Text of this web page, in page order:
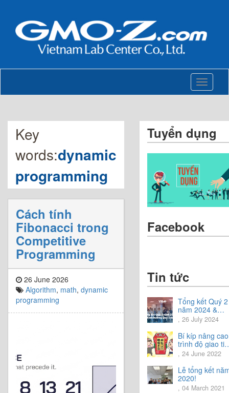
Toggle
Key
words:dynamic
programming
Cách tính
Fibonacci trong
Competitive
Programming
26 June 2026
Algorithm, math, dynamic
programming
Tuyển dụng
Facebook
Tin tức
Tổng kết Quý 2
năm 2024 &
Chia sẻ định
hướng Quý 3
năm 2024
, 26 July 2024
Bí kíp nâng cao
trình độ giao
tiếng Nhật.
, 24 June 2022
Lễ tổng kết
2020!
, 04 March 2021